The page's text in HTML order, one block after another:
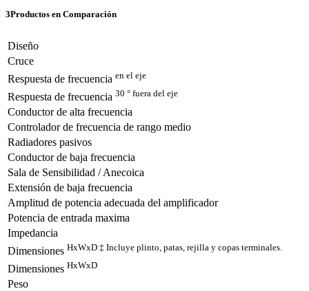
3Productos en Comparación
Diseño
Cruce
Respuesta de frecuencia en el eje
Respuesta de frecuencia 30 ° fuera del eje
Conductor de alta frecuencia
Controlador de frecuencia de rango medio
Radiadores pasivos
Conductor de baja frecuencia
Sala de Sensibilidad / Anecoica
Extensión de baja frecuencia
Amplitud de potencia adecuada del amplificador
Potencia de entrada maxima
Impedancia
Dimensiones HxWxD ‡ Incluye plinto, patas, rejilla y copas terminales.
Dimensiones HxWxD
Peso